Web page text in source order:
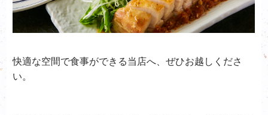
快適な空間で食事ができる当店へ、ぜひお越しくださ
い。